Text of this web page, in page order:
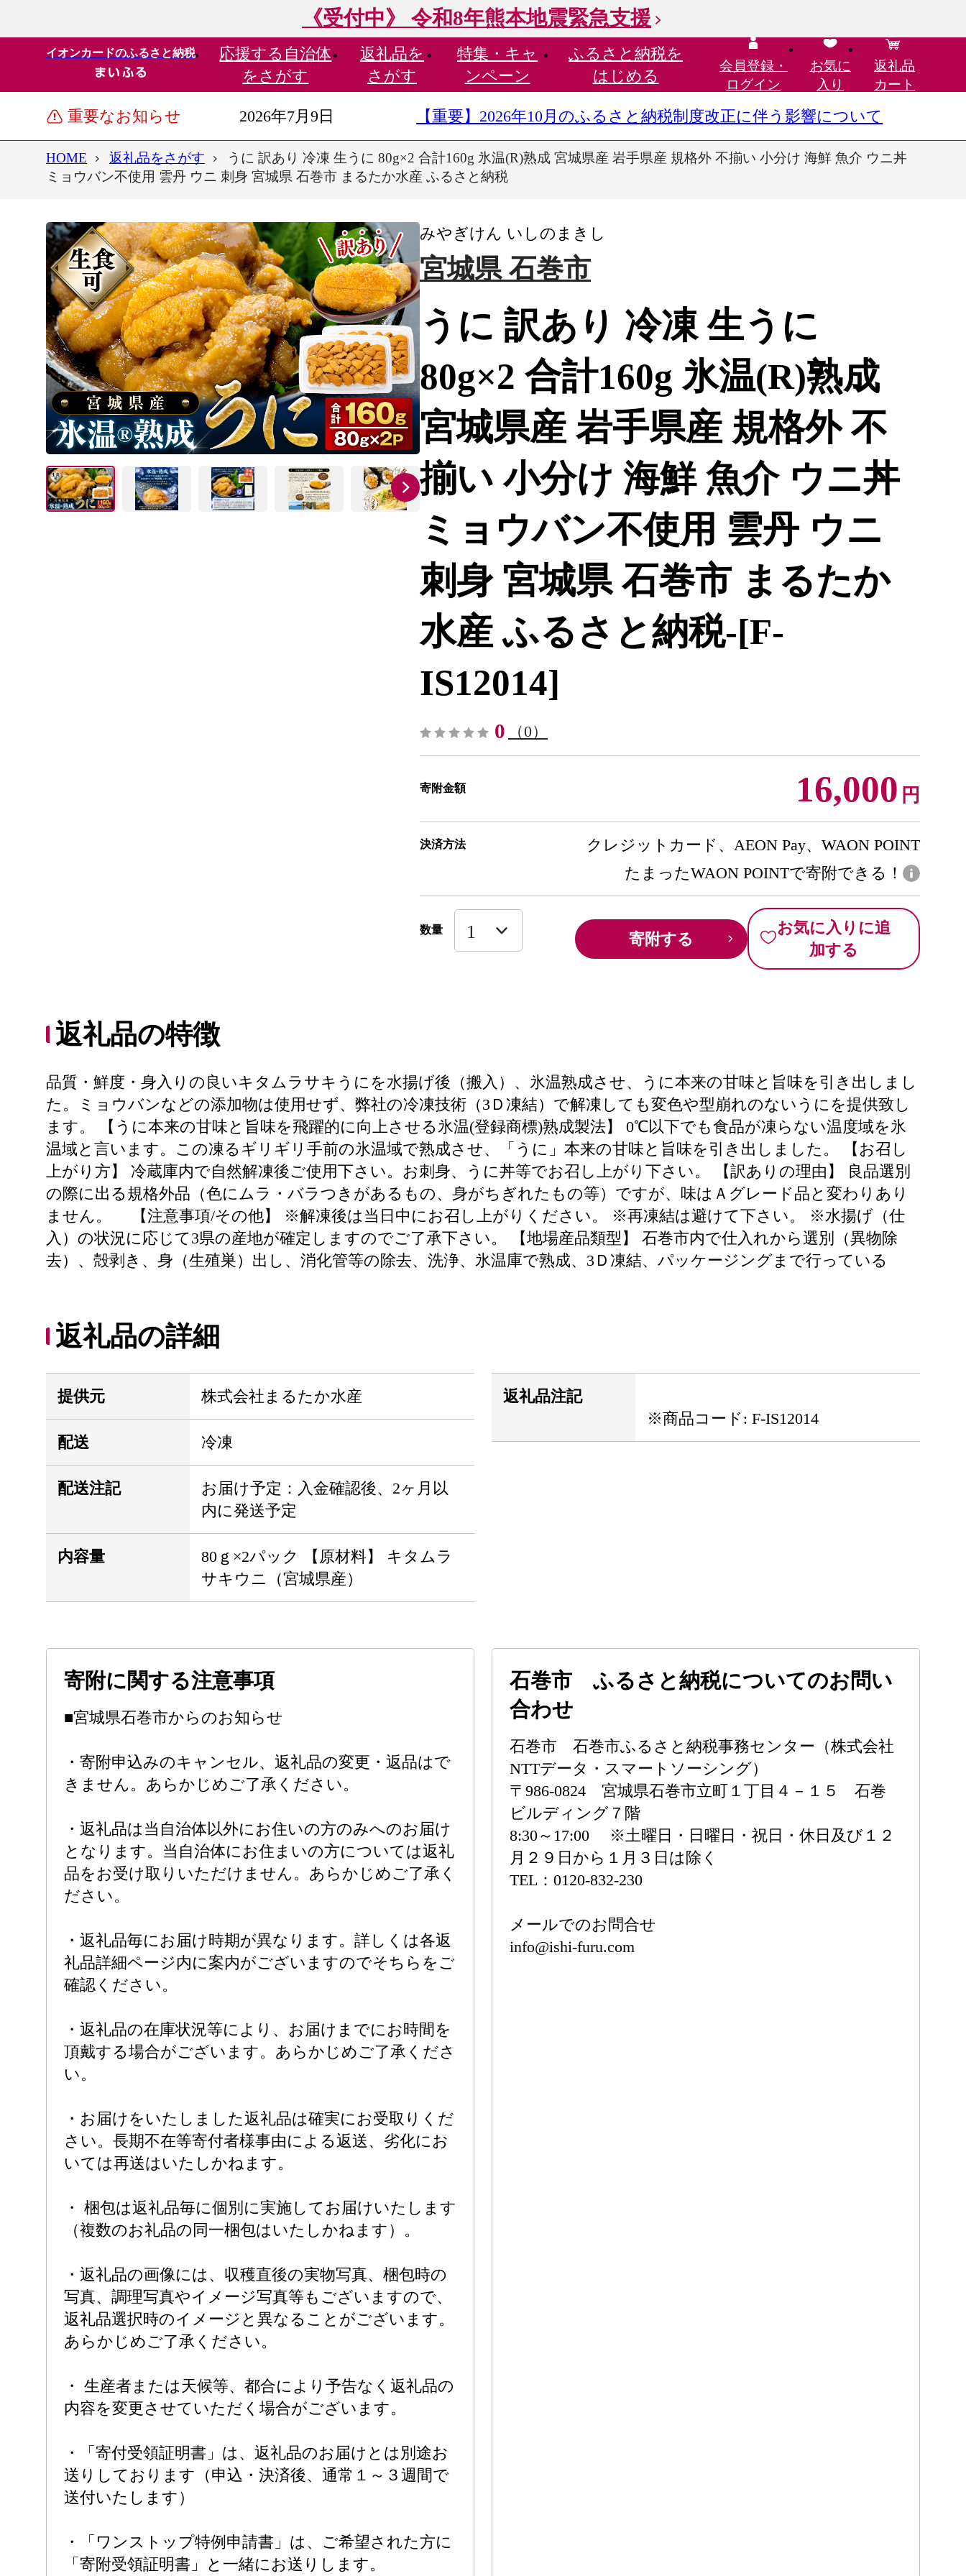
《受付中》 令和8年熊本地震緊急支援
イオンカードのふるさと納税 応援する 自治体
をさがす
返礼品を
さがす
特集・ キャ
ンペーン
ふるさと納税を
はじめる
会員登録・
ログイン
お気に
入り
返礼品
カート
重要なお知らせ 2026年7月9日 【重要】2026年10月のふるさと納税制度改正に伴う影響について
HOME 返礼品をさがす
うに 訳あり 冷凍 生うに 80g×2 合計160g 氷温(R)熟成 宮城県産 岩手県産 規格外 不揃い 小分け 海鮮 魚介 ウニ丼
ミョウバン不使用 雲丹 ウニ 刺身 宮城県 石巻市 まるたか水産 ふるさと納税
みやぎけん いしのまきし
宮城県 石巻市
うに 訳あり 冷凍 生うに
80g×2 合計160g 氷温(R)熟成
宮城県産 岩手県産 規格外 不
揃い 小分け 海鮮 魚介 ウニ丼
ミョウバン不使用 雲丹 ウニ
刺身 宮城県 石巻市 まるたか
水産 ふるさと納税-[F-
IS12014]
0 （0）
寄附金額 16,000 円
決済方法
クレジットカード、AEON Pay、WAON POINT
たまったWAON POINTで寄附できる！
数量 寄附する
お気に入りに追
加する
返礼品の特徴
品質・鮮度・身入りの良いキタムラサキうにを水揚げ後（搬入）、氷温熟成させ、うに本来の甘味と旨味を引き出しまし
た。ミョウバンなどの添加物は使用せず、弊社の冷凍技術（3Ｄ凍結）で解凍しても変色や型崩れのないうにを提供致し
ます。 【うに本来の甘味と旨味を飛躍的に向上させる氷温(登録商標)熟成製法】 0℃以下でも食品が凍らない温度域を氷
温域と言います。この凍るギリギリ手前の氷温域で熟成させ、「うに」本来の甘味と旨味を引き出しました。 【お召し
上がり方】 冷蔵庫内で自然解凍後ご使用下さい。お刺身、うに丼等でお召し上がり下さい。 【訳ありの理由】 良品選別
の際に出る規格外品（色にムラ・バラつきがあるもの、身がちぎれたもの等）ですが、味はＡグレード品と変わりあり
ません。 【注意事項/その他】 ※解凍後は当日中にお召し上がりください。 ※再凍結は避けて下さい。 ※水揚げ（仕
入）の状況に応じて3県の産地が確定しますのでご了承下さい。 【地場産品類型】 石巻市内で仕入れから選別（異物除
去）、殻剥き、身（生殖巣）出し、消化管等の除去、洗浄、氷温庫で熟成、3Ｄ凍結、パッケージングまで行っている
返礼品の詳細
提供元 株式会社まるたか水産
配送 冷凍
配送注記
お届け予定：入金確認後、2ヶ月以
内に発送予定
内容量
80ｇ×2パック 【原材料】 キタムラ
サキウニ（宮城県産）
返礼品注記
※商品コード: F-IS12014
寄附に関する注意事項
■宮城県石巻市からのお知らせ
・寄附申込みのキャンセル、返礼品の変更・返品はで
きません。あらかじめご了承ください。
・返礼品は当自治体以外にお住いの方のみへのお届け
となります。当自治体にお住まいの方については返礼
品をお受け取りいただけません。あらかじめご了承く
ださい。
・返礼品毎にお届け時期が異なります。詳しくは各返
礼品詳細ページ内に案内がございますのでそちらをご
確認ください。
・返礼品の在庫状況等により、お届けまでにお時間を
頂戴する場合がございます。あらかじめご了承くださ
い。
・お届けをいたしました返礼品は確実にお受取りくだ
さい。長期不在等寄付者様事由による返送、劣化にお
いては再送はいたしかねます。
・ 梱包は返礼品毎に個別に実施してお届けいたします
（複数のお礼品の同一梱包はいたしかねます）。
・返礼品の画像には、収穫直後の実物写真、梱包時の
写真、調理写真やイメージ写真等もございますので、
返礼品選択時のイメージと異なることがございます。
あらかじめご了承ください。
・ 生産者または天候等、都合により予告なく返礼品の
内容を変更させていただく場合がございます。
・「寄付受領証明書」は、返礼品のお届けとは別途お
送りしております（申込・決済後、通常１～３週間で
送付いたします）
・「ワンストップ特例申請書」は、ご希望された方に
「寄附受領証明書」と一緒にお送りします。
石巻市 ふるさと納税についてのお問い
合わせ
石巻市 石巻市ふるさと納税事務センター（株式会社
NTTデータ・スマートソーシング）
〒986-0824 宮城県石巻市立町１丁目４－１５ 石巻
ビルディング７階
8:30～17:00 ※土曜日・日曜日・祝日・休日及び１２
月２９日から１月３日は除く
TEL：0120-832-230
メールでのお問合せ
info@ishi-furu.com